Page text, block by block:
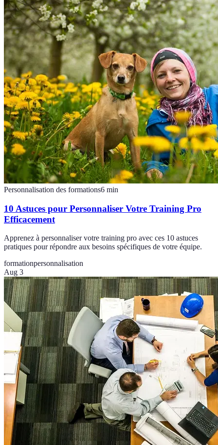
Personnalisation des formations6 min
10 Astuces pour Personnaliser Votre Training Pro
Efficacement
Apprenez à personnaliser votre training pro avec ces 10 astuces
pratiques pour répondre aux besoins spécifiques de votre équipe.
formationpersonnalisation
Aug 3